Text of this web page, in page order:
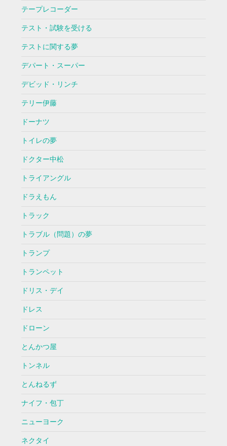
テープレコーダー
テスト・試験を受ける
テストに関する夢
デパート・スーパー
デビッド・リンチ
テリー伊藤
ドーナツ
トイレの夢
ドクター中松
トライアングル
ドラえもん
トラック
トラブル（問題）の夢
トランプ
トランペット
ドリス・デイ
ドレス
ドローン
とんかつ屋
トンネル
とんねるず
ナイフ・包丁
ニューヨーク
ネクタイ